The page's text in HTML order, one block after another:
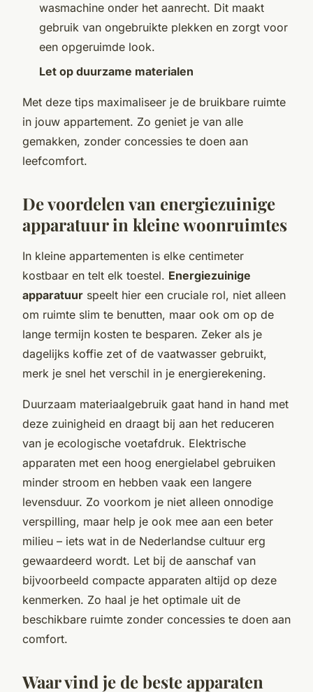
wasmachine onder het aanrecht. Dit maakt
gebruik van ongebruikte plekken en zorgt voor
een opgeruimde look.
Let op duurzame materialen
Met deze tips maximaliseer je de bruikbare ruimte
in jouw appartement. Zo geniet je van alle
gemakken, zonder concessies te doen aan
leefcomfort.
De voordelen van energiezuinige
apparatuur in kleine woonruimtes
In kleine appartementen is elke centimeter
kostbaar en telt elk toestel. Energiezuinige
apparatuur speelt hier een cruciale rol, niet alleen
om ruimte slim te benutten, maar ook om op de
lange termijn kosten te besparen. Zeker als je
dagelijks koffie zet of de vaatwasser gebruikt,
merk je snel het verschil in je energierekening.
Duurzaam materiaalgebruik gaat hand in hand met
deze zuinigheid en draagt bij aan het reduceren
van je ecologische voetafdruk. Elektrische
apparaten met een hoog energielabel gebruiken
minder stroom en hebben vaak een langere
levensduur. Zo voorkom je niet alleen onnodige
verspilling, maar help je ook mee aan een beter
milieu – iets wat in de Nederlandse cultuur erg
gewaardeerd wordt. Let bij de aanschaf van
bijvoorbeeld compacte apparaten altijd op deze
kenmerken. Zo haal je het optimale uit de
beschikbare ruimte zonder concessies te doen aan
comfort.
Waar vind je de beste apparaten